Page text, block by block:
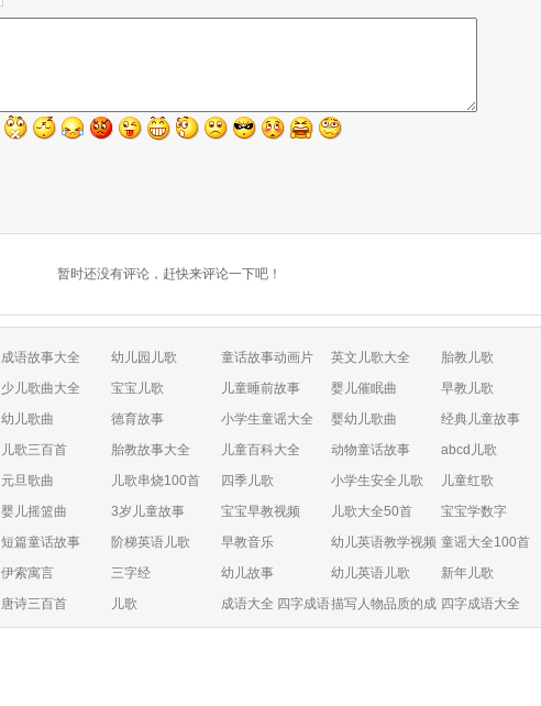
暂时还没有评论，赶快来评论一下吧！
成语故事大全 幼儿园儿歌 童话故事动画片 英文儿歌大全
胎教儿歌
少儿歌曲大全 宝宝儿歌 儿童睡前故事 婴儿催眠曲
早教儿歌
幼儿歌曲 德育故事 小学生童谣大全 婴幼儿歌曲
经典儿童故事
儿歌三百首 胎教故事大全 儿童百科大全 动物童话故事
abcd儿歌
元旦歌曲 儿歌串烧100首 四季儿歌 小学生安全儿歌
儿童红歌
婴儿摇篮曲 3岁儿童故事 宝宝早教视频 儿歌大全50首
宝宝学数字
短篇童话故事 阶梯英语儿歌 早教音乐 幼儿英语教学视频 童谣大全100首
伊索寓言 三字经 幼儿故事 幼儿英语儿歌
新年儿歌
唐诗三百首 儿歌 成语大全 四字成语描写人物品质的成
语
四字成语大全